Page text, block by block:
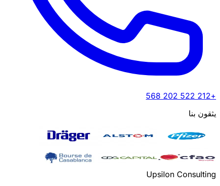
+212 522 202 568
يثقون بنا
Upsilon Consulting